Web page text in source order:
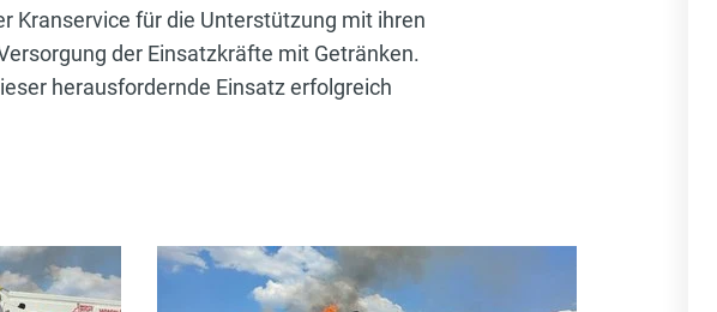
Kranservice für die Unterstützung mit ihren
der Einsatzkräfte mit Getränken.
herausfordernde Einsatz erfolgreich